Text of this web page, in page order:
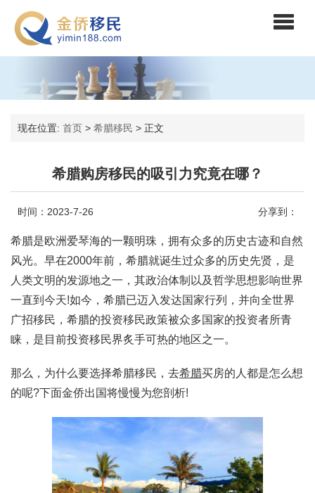
现在位置: 首页 > 希腊移民 > 正文
希腊购房移民的吸引力究竟在哪？
时间：2023-7-26 分享到：
希腊是欧洲爱琴海的一颗明珠，拥有众多的历史古迹和自然
风光。早在2000年前，希腊就诞生过众多的历史先贤，是
人类文明的发源地之一，其政治体制以及哲学思想影响世界
一直到今天!如今，希腊已迈入发达国家行列，并向全世界
广招移民，希腊的投资移民政策被众多国家的投资者所青
睐，是目前投资移民界炙手可热的地区之一。
那么，为什么要选择希腊移民，去希腊买房的人都是怎么想
的呢?下面金侨出国将慢慢为您剖析!